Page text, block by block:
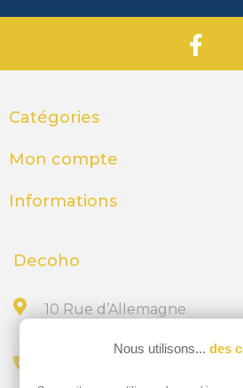
Catégories
Mon compte
Informations
Decoho
10 Rue d’Allemagne
Nous utilisons... des